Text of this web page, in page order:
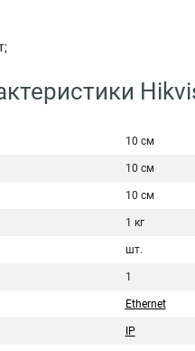
10 см
10 см
10 см
1 кг
шт.
1
Ethernet
IP